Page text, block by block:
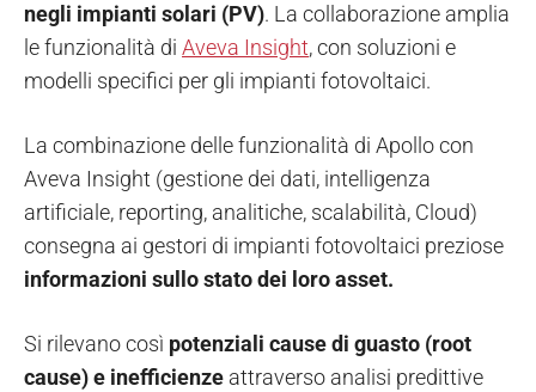
negli impianti solari (PV). La collaborazione amplia
le funzionalità di Aveva Insight, con soluzioni e
modelli specifici per gli impianti fotovoltaici.
La combinazione delle funzionalità di Apollo con
Aveva Insight (gestione dei dati, intelligenza
artificiale, reporting, analitiche, scalabilità, Cloud)
consegna ai gestori di impianti fotovoltaici preziose
informazioni sullo stato dei loro asset.
Si rilevano così potenziali cause di guasto (root
cause) e inefficienze attraverso analisi predittive